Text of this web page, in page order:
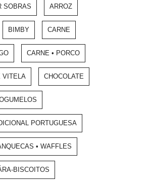
SOBRAS ARROZ
BIMBY CARNE
CARNE • PORCO
VITELA CHOCOLATE
PORTUGUESA
• WAFFLES
BISCOITOS